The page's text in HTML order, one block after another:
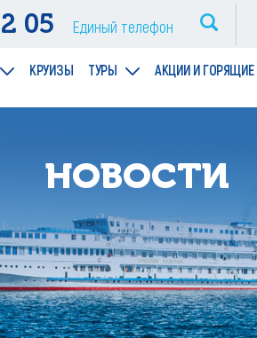
05 Единый телефон
КРУИЗЫ ТУРЫ АКЦИИ И
НОВОСТИ